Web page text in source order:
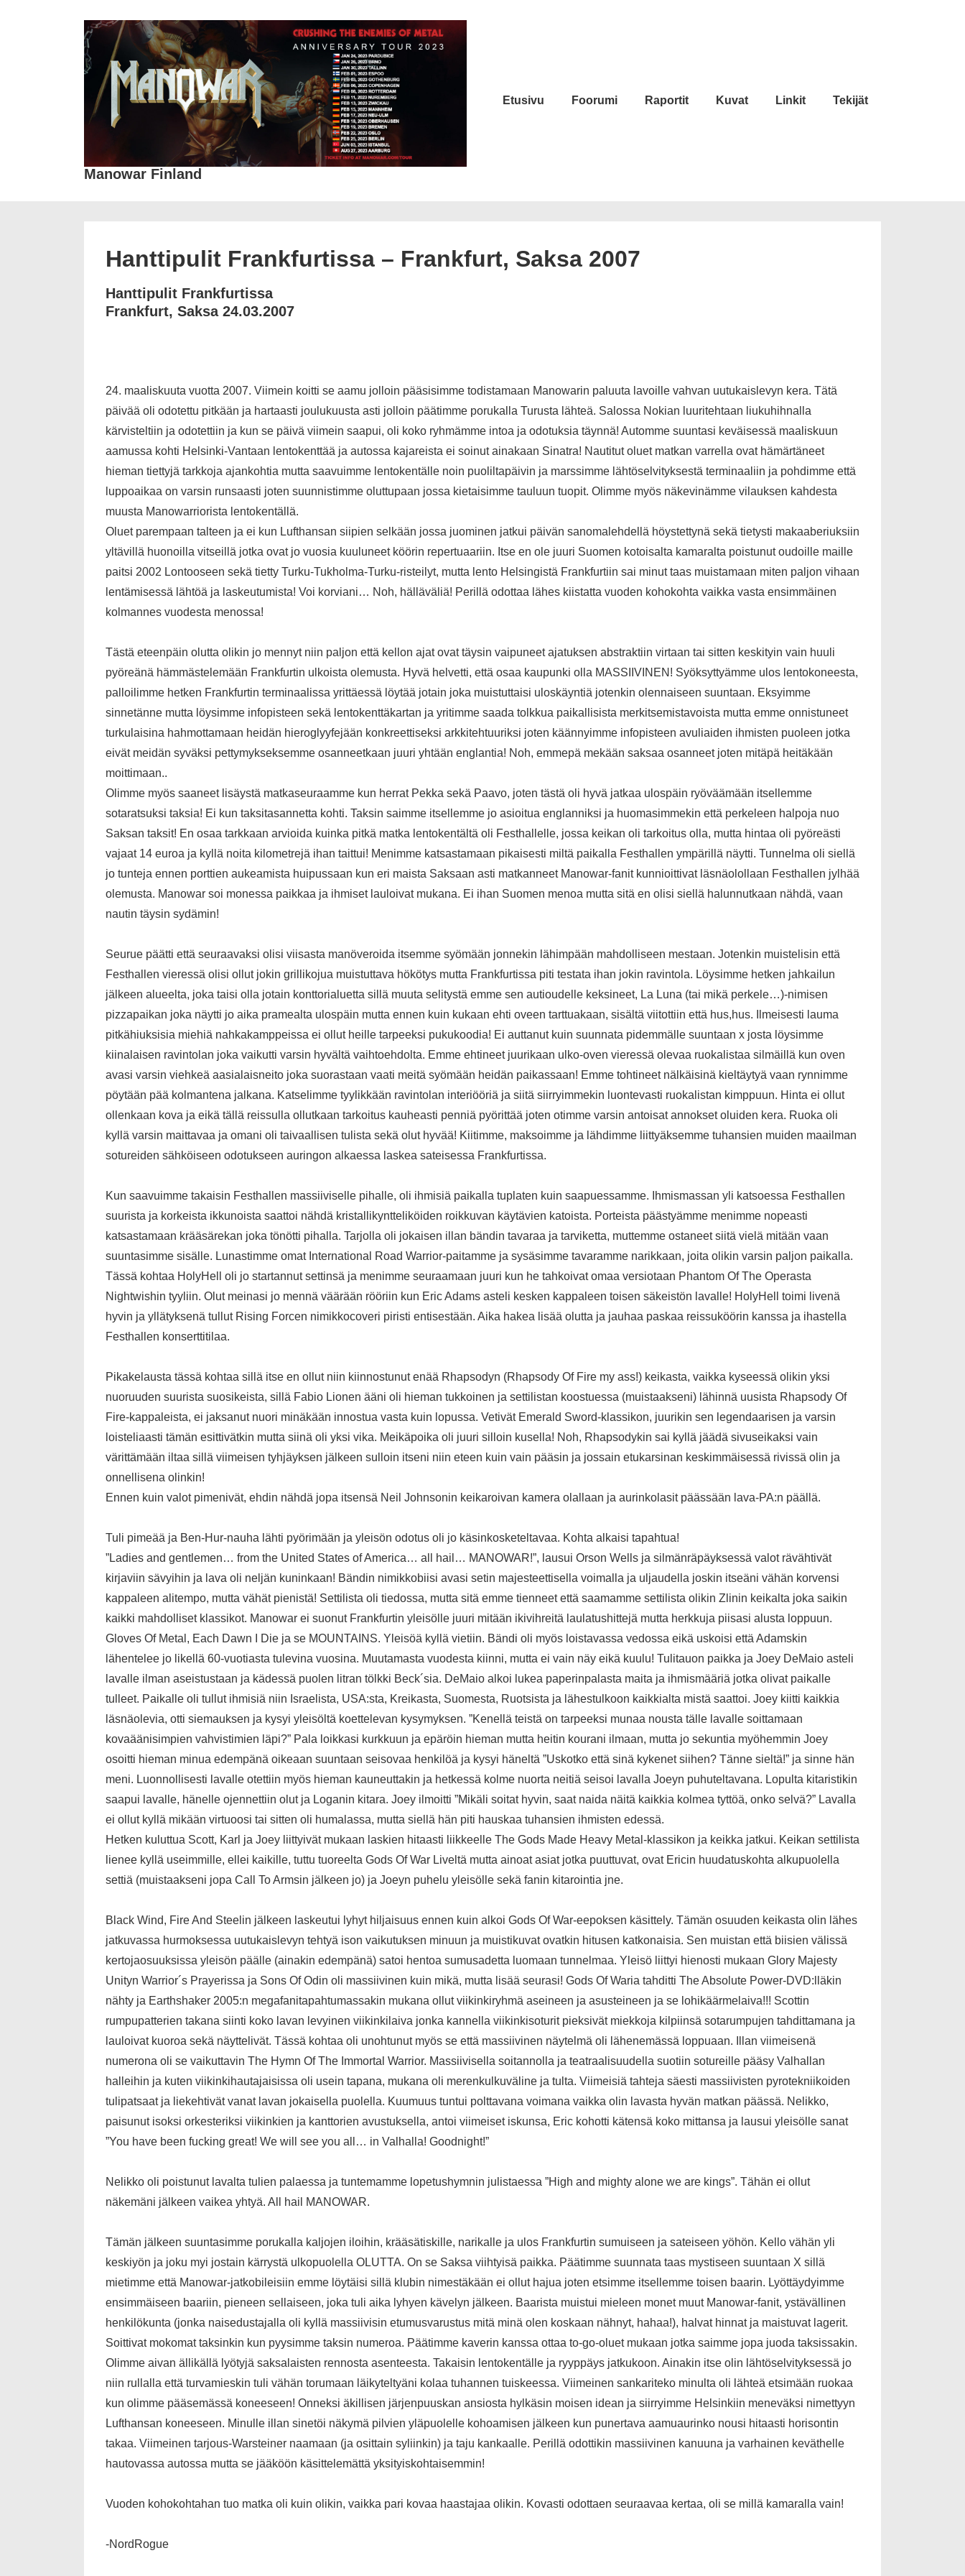
Manowar Finland
Päänavigaatio
Etusivu Foorumi Raportit Kuvat Linkit Tekijät
Hanttipulit Frankfurtissa – Frankfurt, Saksa 2007
Hanttipulit Frankfurtissa
Frankfurt, Saksa 24.03.2007
24. maaliskuuta vuotta 2007. Viimein koitti se aamu jolloin pääsisimme todistamaan Manowarin paluuta lavoille vahvan uutukaislevyn kera. Tätä
päivää oli odotettu pitkään ja hartaasti joulukuusta asti jolloin päätimme porukalla Turusta lähteä. Salossa Nokian luuritehtaan liukuhihnalla
kärvisteltiin ja odotettiin ja kun se päivä viimein saapui, oli koko ryhmämme intoa ja odotuksia täynnä! Automme suuntasi keväisessä maaliskuun
aamussa kohti Helsinki-Vantaan lentokenttää ja autossa kajareista ei soinut ainakaan Sinatra! Nautitut oluet matkan varrella ovat hämärtäneet
hieman tiettyjä tarkkoja ajankohtia mutta saavuimme lentokentälle noin puoliltapäivin ja marssimme lähtöselvityksestä terminaaliin ja pohdimme että
luppoaikaa on varsin runsaasti joten suunnistimme oluttupaan jossa kietaisimme tauluun tuopit. Olimme myös näkevinämme vilauksen kahdesta
muusta Manowarriorista lentokentällä.
Oluet parempaan talteen ja ei kun Lufthansan siipien selkään jossa juominen jatkui päivän sanomalehdellä höystettynä sekä tietysti makaaberiuksiin
yltävillä huonoilla vitseillä jotka ovat jo vuosia kuuluneet köörin repertuaariin. Itse en ole juuri Suomen kotoisalta kamaralta poistunut oudoille maille
paitsi 2002 Lontooseen sekä tietty Turku-Tukholma-Turku-risteilyt, mutta lento Helsingistä Frankfurtiin sai minut taas muistamaan miten paljon vihaan
lentämisessä lähtöä ja laskeutumista! Voi korviani… Noh, hälläväliä! Perillä odottaa lähes kiistatta vuoden kohokohta vaikka vasta ensimmäinen
kolmannes vuodesta menossa!
Tästä eteenpäin olutta olikin jo mennyt niin paljon että kellon ajat ovat täysin vaipuneet ajatuksen abstraktiin virtaan tai sitten keskityin vain huuli
pyöreänä hämmästelemään Frankfurtin ulkoista olemusta. Hyvä helvetti, että osaa kaupunki olla MASSIIVINEN! Syöksyttyämme ulos lentokoneesta,
palloilimme hetken Frankfurtin terminaalissa yrittäessä löytää jotain joka muistuttaisi uloskäyntiä jotenkin olennaiseen suuntaan. Eksyimme
sinnetänne mutta löysimme infopisteen sekä lentokenttäkartan ja yritimme saada tolkkua paikallisista merkitsemistavoista mutta emme onnistuneet
turkulaisina hahmottamaan heidän hieroglyyfejään konkreettiseksi arkkitehtuuriksi joten käännyimme infopisteen avuliaiden ihmisten puoleen jotka
eivät meidän syväksi pettymykseksemme osanneetkaan juuri yhtään englantia! Noh, emmepä mekään saksaa osanneet joten mitäpä heitäkään
moittimaan..
Olimme myös saaneet lisäystä matkaseuraamme kun herrat Pekka sekä Paavo, joten tästä oli hyvä jatkaa ulospäin ryöväämään itsellemme
sotaratsuksi taksia! Ei kun taksitasannetta kohti. Taksin saimme itsellemme jo asioitua englanniksi ja huomasimmekin että perkeleen halpoja nuo
Saksan taksit! En osaa tarkkaan arvioida kuinka pitkä matka lentokentältä oli Festhallelle, jossa keikan oli tarkoitus olla, mutta hintaa oli pyöreästi
vajaat 14 euroa ja kyllä noita kilometrejä ihan taittui! Menimme katsastamaan pikaisesti miltä paikalla Festhallen ympärillä näytti. Tunnelma oli siellä
jo tunteja ennen porttien aukeamista huipussaan kun eri maista Saksaan asti matkanneet Manowar-fanit kunnioittivat läsnäolollaan Festhallen jylhää
olemusta. Manowar soi monessa paikkaa ja ihmiset lauloivat mukana. Ei ihan Suomen menoa mutta sitä en olisi siellä halunnutkaan nähdä, vaan
nautin täysin sydämin!
Seurue päätti että seuraavaksi olisi viisasta manöveroida itsemme syömään jonnekin lähimpään mahdolliseen mestaan. Jotenkin muistelisin että
Festhallen vieressä olisi ollut jokin grillikojua muistuttava hökötys mutta Frankfurtissa piti testata ihan jokin ravintola. Löysimme hetken jahkailun
jälkeen alueelta, joka taisi olla jotain konttorialuetta sillä muuta selitystä emme sen autioudelle keksineet, La Luna (tai mikä perkele…)-nimisen
pizzapaikan joka näytti jo aika pramealta ulospäin mutta ennen kuin kukaan ehti oveen tarttuakaan, sisältä viitottiin että hus,hus. Ilmeisesti lauma
pitkähiuksisia miehiä nahkakamppeissa ei ollut heille tarpeeksi pukukoodia! Ei auttanut kuin suunnata pidemmälle suuntaan x josta löysimme
kiinalaisen ravintolan joka vaikutti varsin hyvältä vaihtoehdolta. Emme ehtineet juurikaan ulko-oven vieressä olevaa ruokalistaa silmäillä kun oven
avasi varsin viehkeä aasialaisneito joka suorastaan vaati meitä syömään heidän paikassaan! Emme tohtineet nälkäisinä kieltäytyä vaan rynnimme
pöytään pää kolmantena jalkana. Katselimme tyylikkään ravintolan interiööriä ja siitä siirryimmekin luontevasti ruokalistan kimppuun. Hinta ei ollut
ollenkaan kova ja eikä tällä reissulla ollutkaan tarkoitus kauheasti penniä pyörittää joten otimme varsin antoisat annokset oluiden kera. Ruoka oli
kyllä varsin maittavaa ja omani oli taivaallisen tulista sekä olut hyvää! Kiitimme, maksoimme ja lähdimme liittyäksemme tuhansien muiden maailman
sotureiden sähköiseen odotukseen auringon alkaessa laskea sateisessa Frankfurtissa.
Kun saavuimme takaisin Festhallen massiiviselle pihalle, oli ihmisiä paikalla tuplaten kuin saapuessamme. Ihmismassan yli katsoessa Festhallen
suurista ja korkeista ikkunoista saattoi nähdä kristallikyntteliköiden roikkuvan käytävien katoista. Porteista päästyämme menimme nopeasti
katsastamaan krääsärekan joka tönötti pihalla. Tarjolla oli jokaisen illan bändin tavaraa ja tarviketta, muttemme ostaneet siitä vielä mitään vaan
suuntasimme sisälle. Lunastimme omat International Road Warrior-paitamme ja sysäsimme tavaramme narikkaan, joita olikin varsin paljon paikalla.
Tässä kohtaa HolyHell oli jo startannut settinsä ja menimme seuraamaan juuri kun he tahkoivat omaa versiotaan Phantom Of The Operasta
Nightwishin tyyliin. Olut meinasi jo mennä väärään rööriin kun Eric Adams asteli kesken kappaleen toisen säkeistön lavalle! HolyHell toimi livenä
hyvin ja yllätyksenä tullut Rising Forcen nimikkocoveri piristi entisestään. Aika hakea lisää olutta ja jauhaa paskaa reissuköörin kanssa ja ihastella
Festhallen konserttitilaa.
Pikakelausta tässä kohtaa sillä itse en ollut niin kiinnostunut enää Rhapsodyn (Rhapsody Of Fire my ass!) keikasta, vaikka kyseessä olikin yksi
nuoruuden suurista suosikeista, sillä Fabio Lionen ääni oli hieman tukkoinen ja settilistan koostuessa (muistaakseni) lähinnä uusista Rhapsody Of
Fire-kappaleista, ei jaksanut nuori minäkään innostua vasta kuin lopussa. Vetivät Emerald Sword-klassikon, juurikin sen legendaarisen ja varsin
loisteliaasti tämän esittivätkin mutta siinä oli yksi vika. Meikäpoika oli juuri silloin kusella! Noh, Rhapsodykin sai kyllä jäädä sivuseikaksi vain
värittämään iltaa sillä viimeisen tyhjäyksen jälkeen sulloin itseni niin eteen kuin vain pääsin ja jossain etukarsinan keskimmäisessä rivissä olin ja
onnellisena olinkin!
Ennen kuin valot pimenivät, ehdin nähdä jopa itsensä Neil Johnsonin keikaroivan kamera olallaan ja aurinkolasit päässään lava-PA:n päällä.
Tuli pimeää ja Ben-Hur-nauha lähti pyörimään ja yleisön odotus oli jo käsinkosketeltavaa. Kohta alkaisi tapahtua!
”Ladies and gentlemen… from the United States of America… all hail… MANOWAR!”, lausui Orson Wells ja silmänräpäyksessä valot rävähtivät
kirjaviin sävyihin ja lava oli neljän kuninkaan! Bändin nimikkobiisi avasi setin majesteettisella voimalla ja uljaudella joskin itseäni vähän korvensi
kappaleen alitempo, mutta vähät pienistä! Settilista oli tiedossa, mutta sitä emme tienneet että saamamme settilista olikin Zlinin keikalta joka saikin
kaikki mahdolliset klassikot. Manowar ei suonut Frankfurtin yleisölle juuri mitään ikivihreitä laulatushittejä mutta herkkuja piisasi alusta loppuun.
Gloves Of Metal, Each Dawn I Die ja se MOUNTAINS. Yleisöä kyllä vietiin. Bändi oli myös loistavassa vedossa eikä uskoisi että Adamskin
lähentelee jo likellä 60-vuotiasta tulevina vuosina. Muutamasta vuodesta kiinni, mutta ei vain näy eikä kuulu! Tulitauon paikka ja Joey DeMaio asteli
lavalle ilman aseistustaan ja kädessä puolen litran tölkki Beck´sia. DeMaio alkoi lukea paperinpalasta maita ja ihmismääriä jotka olivat paikalle
tulleet. Paikalle oli tullut ihmisiä niin Israelista, USA:sta, Kreikasta, Suomesta, Ruotsista ja lähestulkoon kaikkialta mistä saattoi. Joey kiitti kaikkia
läsnäolevia, otti siemauksen ja kysyi yleisöltä koettelevan kysymyksen. ”Kenellä teistä on tarpeeksi munaa nousta tälle lavalle soittamaan
kovaäänisimpien vahvistimien läpi?” Pala loikkasi kurkkuun ja epäröin hieman mutta heitin kourani ilmaan, mutta jo sekuntia myöhemmin Joey
osoitti hieman minua edempänä oikeaan suuntaan seisovaa henkilöä ja kysyi häneltä ”Uskotko että sinä kykenet siihen? Tänne sieltä!” ja sinne hän
meni. Luonnollisesti lavalle otettiin myös hieman kauneuttakin ja hetkessä kolme nuorta neitiä seisoi lavalla Joeyn puhuteltavana. Lopulta kitaristikin
saapui lavalle, hänelle ojennettiin olut ja Loganin kitara. Joey ilmoitti ”Mikäli soitat hyvin, saat naida näitä kaikkia kolmea tyttöä, onko selvä?” Lavalla
ei ollut kyllä mikään virtuoosi tai sitten oli humalassa, mutta siellä hän piti hauskaa tuhansien ihmisten edessä.
Hetken kuluttua Scott, Karl ja Joey liittyivät mukaan laskien hitaasti liikkeelle The Gods Made Heavy Metal-klassikon ja keikka jatkui. Keikan settilista
lienee kyllä useimmille, ellei kaikille, tuttu tuoreelta Gods Of War Liveltä mutta ainoat asiat jotka puuttuvat, ovat Ericin huudatuskohta alkupuolella
settiä (muistaakseni jopa Call To Armsin jälkeen jo) ja Joeyn puhelu yleisölle sekä fanin kitarointia jne.
Black Wind, Fire And Steelin jälkeen laskeutui lyhyt hiljaisuus ennen kuin alkoi Gods Of War-eepoksen käsittely. Tämän osuuden keikasta olin lähes
jatkuvassa hurmoksessa uutukaislevyn tehtyä ison vaikutuksen minuun ja muistikuvat ovatkin hitusen katkonaisia. Sen muistan että biisien välissä
kertojaosuuksissa yleisön päälle (ainakin edempänä) satoi hentoa sumusadetta luomaan tunnelmaa. Yleisö liittyi hienosti mukaan Glory Majesty
Unityn Warrior´s Prayerissa ja Sons Of Odin oli massiivinen kuin mikä, mutta lisää seurasi! Gods Of Waria tahditti The Absolute Power-DVD:lläkin
nähty ja Earthshaker 2005:n megafanitapahtumassakin mukana ollut viikinkiryhmä aseineen ja asusteineen ja se lohikäärmelaiva!!! Scottin
rumpupatterien takana siinti koko lavan levyinen viikinkilaiva jonka kannella viikinkisoturit pieksivät miekkoja kilpiinsä sotarumpujen tahdittamana ja
lauloivat kuoroa sekä näyttelivät. Tässä kohtaa oli unohtunut myös se että massiivinen näytelmä oli lähenemässä loppuaan. Illan viimeisenä
numerona oli se vaikuttavin The Hymn Of The Immortal Warrior. Massiivisella soitannolla ja teatraalisuudella suotiin sotureille pääsy Valhallan
halleihin ja kuten viikinkihautajaisissa oli usein tapana, mukana oli merenkulkuväline ja tulta. Viimeisiä tahteja säesti massiivisten pyrotekniikoiden
tulipatsaat ja liekehtivät vanat lavan jokaisella puolella. Kuumuus tuntui polttavana voimana vaikka olin lavasta hyvän matkan päässä. Nelikko,
paisunut isoksi orkesteriksi viikinkien ja kanttorien avustuksella, antoi viimeiset iskunsa, Eric kohotti kätensä koko mittansa ja lausui yleisölle sanat
”You have been fucking great! We will see you all… in Valhalla! Goodnight!”
Nelikko oli poistunut lavalta tulien palaessa ja tuntemamme lopetushymnin julistaessa ”High and mighty alone we are kings”. Tähän ei ollut
näkemäni jälkeen vaikea yhtyä. All hail MANOWAR.
Tämän jälkeen suuntasimme porukalla kaljojen iloihin, krääsätiskille, narikalle ja ulos Frankfurtin sumuiseen ja sateiseen yöhön. Kello vähän yli
keskiyön ja joku myi jostain kärrystä ulkopuolella OLUTTA. On se Saksa viihtyisä paikka. Päätimme suunnata taas mystiseen suuntaan X sillä
mietimme että Manowar-jatkobileisiin emme löytäisi sillä klubin nimestäkään ei ollut hajua joten etsimme itsellemme toisen baarin. Lyöttäydyimme
ensimmäiseen baariin, pieneen sellaiseen, joka tuli aika lyhyen kävelyn jälkeen. Baarista muistui mieleen monet muut Manowar-fanit, ystävällinen
henkilökunta (jonka naisedustajalla oli kyllä massiivisin etumusvarustus mitä minä olen koskaan nähnyt, hahaa!), halvat hinnat ja maistuvat lagerit.
Soittivat mokomat taksinkin kun pyysimme taksin numeroa. Päätimme kaverin kanssa ottaa to-go-oluet mukaan jotka saimme jopa juoda taksissakin.
Olimme aivan ällikällä lyötyjä saksalaisten rennosta asenteesta. Takaisin lentokentälle ja ryyppäys jatkukoon. Ainakin itse olin lähtöselvityksessä jo
niin rullalla että turvamieskin tuli vähän torumaan läikyteltyäni kolaa tuhannen tuiskeessa. Viimeinen sankariteko minulta oli lähteä etsimään ruokaa
kun olimme pääsemässä koneeseen! Onneksi äkillisen järjenpuuskan ansiosta hylkäsin moisen idean ja siirryimme Helsinkiin meneväksi nimettyyn
Lufthansan koneeseen. Minulle illan sinetöi näkymä pilvien yläpuolelle kohoamisen jälkeen kun punertava aamuaurinko nousi hitaasti horisontin
takaa. Viimeinen tarjous-Warsteiner naamaan (ja osittain syliinkin) ja taju kankaalle. Perillä odottikin massiivinen kanuuna ja varhainen keväthelle
hautovassa autossa mutta se jääköön käsittelemättä yksityiskohtaisemmin!
Vuoden kohokohtahan tuo matka oli kuin olikin, vaikka pari kovaa haastajaa olikin. Kovasti odottaen seuraavaa kertaa, oli se millä kamaralla vain!
-NordRogue